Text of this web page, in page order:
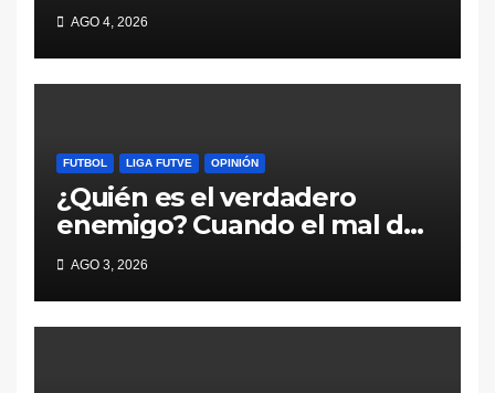
AGO 4, 2026
FUTBOL LIGA FUTVE OPINIÓN
¿Quién es el verdadero
enemigo? Cuando el mal del
fútbol viene desde adentro
AGO 3, 2026